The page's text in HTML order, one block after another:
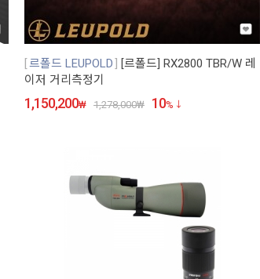
르폴드 LEUPOLD
[르폴드] RX2800 TBR/W 레
이저 거리측정기
1,150,200₩ 1,278,000₩ 10%